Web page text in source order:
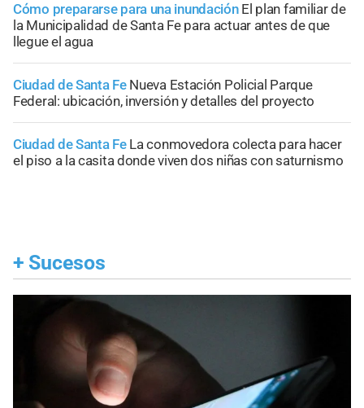
Cómo prepararse para una inundación El plan familiar de
la Municipalidad de Santa Fe para actuar antes de que
llegue el agua
Ciudad de Santa Fe Nueva Estación Policial Parque
Federal: ubicación, inversión y detalles del proyecto
Ciudad de Santa Fe La conmovedora colecta para hacer
el piso a la casita donde viven dos niñas con saturnismo
+ Sucesos